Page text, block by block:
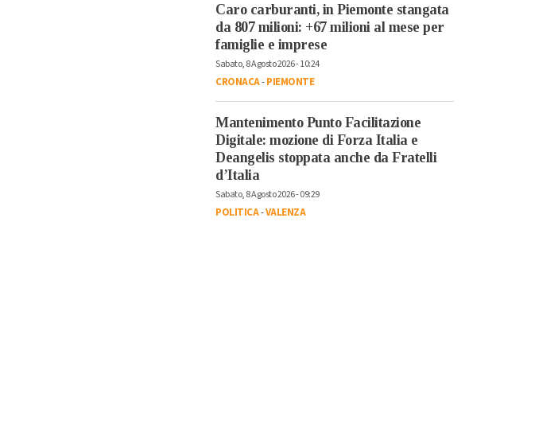
Caro carburanti, in Piemonte stangata
da 807 milioni: +67 milioni al mese per
famiglie e imprese
Sabato, 8 Agosto 2026 - 10:24
CRONACA-PIEMONTE
Mantenimento Punto Facilitazione
Digitale: mozione di Forza Italia e
Deangelis stoppata anche da Fratelli
d’Italia
Sabato, 8 Agosto 2026 - 09:29
POLITICA-VALENZA